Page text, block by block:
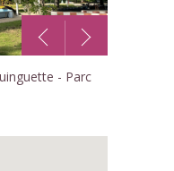
1 /5
- Parc